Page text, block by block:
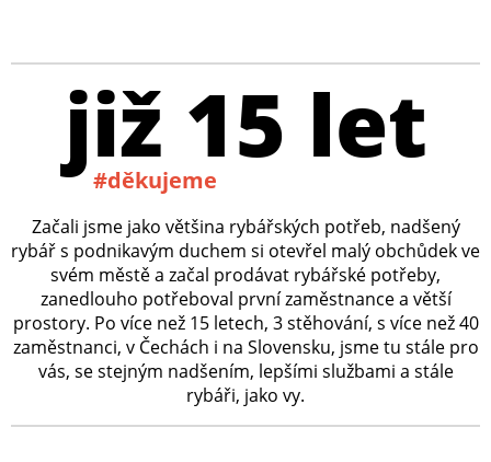
již 15 let
#děkujeme
Začali jsme jako většina rybářských potřeb, nadšený
rybář s podnikavým duchem si otevřel malý obchůdek ve
svém městě a začal prodávat rybářské potřeby,
zanedlouho potřeboval první zaměstnance a větší
prostory. Po více než 15 letech, 3 stěhování, s více než 40
zaměstnanci, v Čechách i na Slovensku, jsme tu stále pro
vás, se stejným nadšením, lepšími službami a stále
rybáři, jako vy.